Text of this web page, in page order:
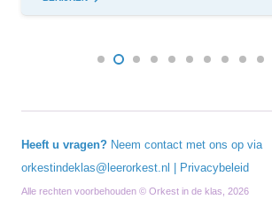
Heeft u vragen? Neem contact met ons op via
orkestindeklas@leerorkest.nl
Privacybeleid
Alle rechten voorbehouden © Orkest in de klas, 2026